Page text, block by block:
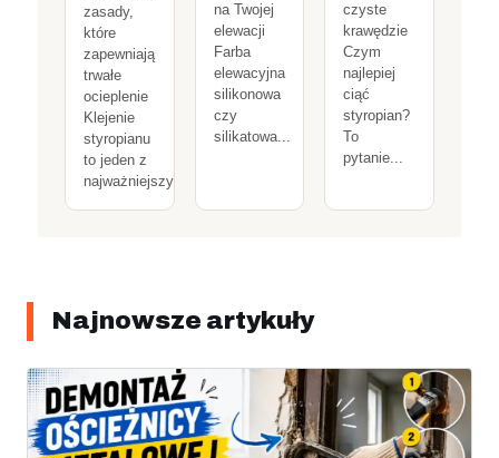
zasady,
które
zapewniają
trwałe
ocieplenie
Klejenie
styropianu
to jeden z
najważniejszych...
na Twojej
elewacji
Farba
elewacyjna
silikonowa
czy
silikatowa...
czyste
krawędzie
Czym
najlepiej
ciąć
styropian?
To
pytanie...
Najnowsze artykuły